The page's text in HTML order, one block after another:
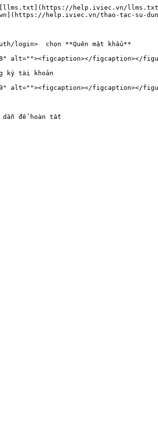
[llms.txt](https://help.iviec.vn/
help.iviec.vn/thao-tac-su-
login>  chọn **Quên mật khẩu**
alt=""><figcaption></figcaption></
ký tài khoản
alt=""><figcaption></figcaption></